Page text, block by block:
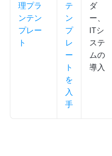
理プラ
ンテン
プレー
ト
テ
ン
プ
レ
ー
ト
を
入
手
ダ
ー、
ITシ
ステ
ムの
導入